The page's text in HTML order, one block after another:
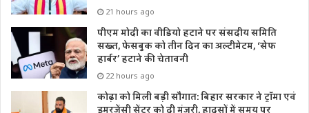
21 hours ago
पीएम मोदी का वीडियो हटाने पर संसदीय समिति
सख्त, फेसबुक को तीन दिन का अल्टीमेटम, ‘सेफ
हार्बर’ हटाने की चेतावनी
22 hours ago
कोढ़ा को मिली बड़ी सौगात: बिहार सरकार ने ट्रॉमा एवं